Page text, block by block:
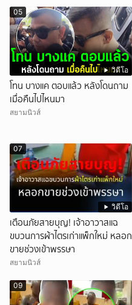
วิดีโอ
05
โทน บางแค ตอบแล้ว หลังโดนถาม
เมื่อคืนไปไหนมา
สยามนิวส์
วิดีโอ
07
เตือนภัยสายบุญ! เจ้าอาวาสแฉ
ขบวนการผ้าไตรเก่าแพ็กใหม่ หลอก
ขายช่วงเข้าพรรษา
สยามนิวส์
09